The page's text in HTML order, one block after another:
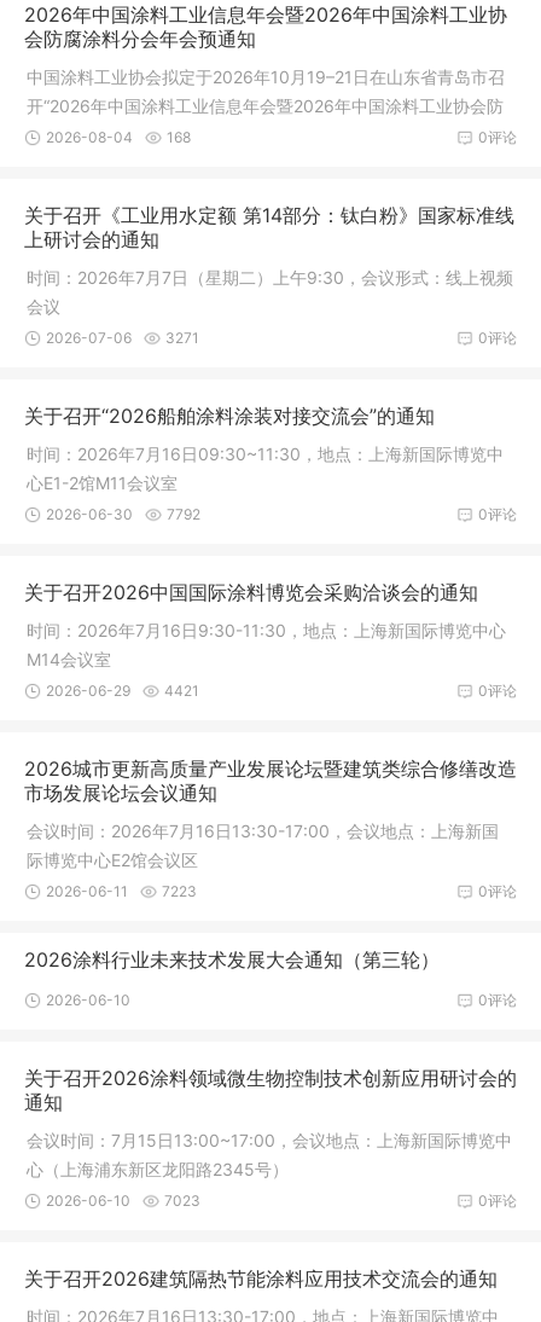
2026年中国涂料工业信息年会暨2026年中国涂料工业协
会防腐涂料分会年会预通知
中国涂料工业协会拟定于2026年10月19–21日在山东省青岛市召
开“2026年中国涂料工业信息年会暨2026年中国涂料工业协会防
腐涂料分会年会”，同期举办2026中国涂料工业协会技术专家工作
0评论
2026-08-04 168
关于召开《工业用水定额 第14部分：钛白粉》国家标准线
上研讨会的通知
时间：2026年7月7日（星期二）上午9:30，会议形式：线上视频
会议
0评论
2026-07-06 3271
关于召开“2026船舶涂料涂装对接交流会”的通知
时间：2026年7月16日09:30~11:30，地点：上海新国际博览中
心E1-2馆M11会议室
0评论
2026-06-30 7792
关于召开2026中国国际涂料博览会采购洽谈会的通知
时间：2026年7月16日9:30-11:30，地点：上海新国际博览中心
M14会议室
0评论
2026-06-29 4421
2026城市更新高质量产业发展论坛暨建筑类综合修缮改造
市场发展论坛会议通知
会议时间：2026年7月16日13:30-17:00，会议地点：上海新国
际博览中心E2馆会议区
0评论
2026-06-11 7223
2026涂料行业未来技术发展大会通知（第三轮）
0评论
2026-06-10
关于召开2026涂料领域微生物控制技术创新应用研讨会的
通知
会议时间：7月15日13:00~17:00，会议地点：上海新国际博览中
心（上海浦东新区龙阳路2345号）
0评论
2026-06-10 7023
关于召开2026建筑隔热节能涂料应用技术交流会的通知
时间：2026年7月16日13:30-17:00，地点：上海新国际博览中